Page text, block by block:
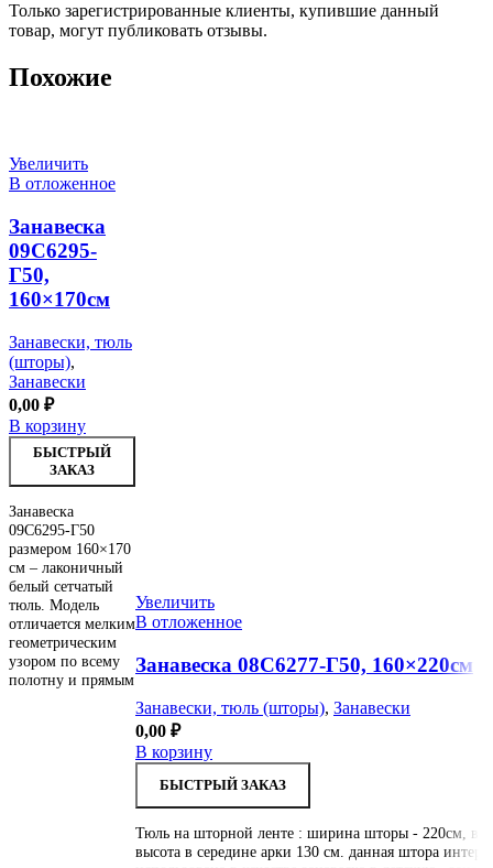
Только зарегистрированные клиенты, купившие данный
товар, могут публиковать отзывы.
Похожие
Увеличить
В отложенное
Занавеска
09С6295-
Г50,
160×170см
Занавески, тюль
(шторы),
Занавески
0,00 ₽
В корзину
БЫСТРЫЙ
ЗАКАЗ
Занавеска
09С6295-Г50
размером 160×170
см – лаконичный
белый сетчатый
тюль. Модель
отличается мелким
геометрическим
узором по всему
полотну и прямым
Увеличить
В отложенное
Занавеска 08С6277-Г50, 160×220см
Занавески, тюль (шторы), Занавески
0,00 ₽
В корзину
БЫСТРЫЙ ЗАКАЗ
Тюль на шторной ленте : ширина шторы - 220см,
высота в середине арки 130 см. данная штора